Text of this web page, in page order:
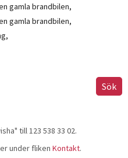
gamla brandbilen,
gamla brandbilen,
till 123 538 33 02.
under fliken Kontakt.